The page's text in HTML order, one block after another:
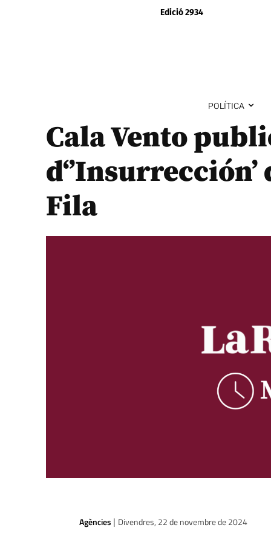
Edició 2934
POLÍTICA
Cala Vento
Fila
Agències | Divendres, 22 de novembre de 2024